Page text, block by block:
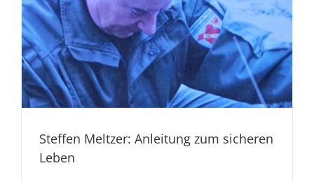
Steffen Meltzer: Anleitung zum sicheren
Leben